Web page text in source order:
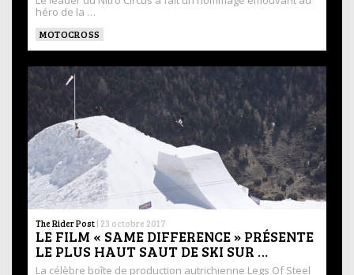
héro de la …
MOTOCROSS
The Rider Post | 23 octobre 2017
LE FILM « SAME DIFFERENCE » PRÉSENTE
LE PLUS HAUT SAUT DE SKI SUR …
La célèbre boîte de production autrichienne Legs Of Steel